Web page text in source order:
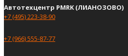
Автотехцентр PMRK (ЛИАНОЗОВО)
+7 (495) 223-38-90
+7 (966) 555-87-77